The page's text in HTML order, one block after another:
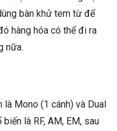
bàn khử tem từ để
hàng hóa có thể đi ra
nữa.
là Mono (1 cánh) và Dual
là RF, AM, EM, sau